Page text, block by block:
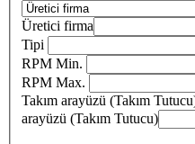
Üretici firma
Tipi
RPM Min.
RPM Max.
Takım arayüzü (Takım
arayüzü (Takım Tutucu)